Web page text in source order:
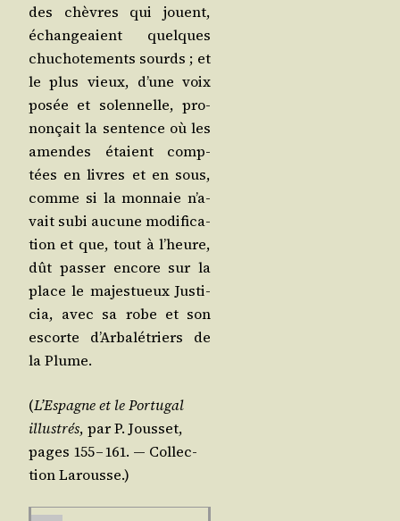
des chèvres qui jouent,
échan­geaient quelques
chu­cho­te­ments sourds ; et
le plus vieux, d’une voix
posée et solen­nelle, pro­
non­çait la sen­tence où les
amendes étaient comp­
tées en livres et en sous,
comme si la mon­naie n’a­
vait subi aucune modi­fi­ca­
tion et que, tout à l’heure,
dût pas­ser encore sur la
place le majes­tueux Jus­ti­
cia, avec sa robe et son
escorte d’Ar­ba­lé­triers de
la Plume.
(L’Es­pagne et le Por­tu­gal
illus­trés, par P. Jous­set,
pages 155 – 161. ― Col­lec­
tion Larousse.)